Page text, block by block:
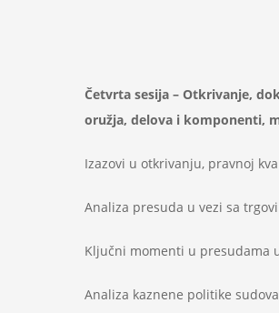
Četvrta sesija – Otkrivanje,
oružja, delova i komponenti,
Izazovi u otkrivanju, pravnoj
Analiza presuda u vezi sa
Ključni momenti u presudama
Analiza kaznene politike sudova